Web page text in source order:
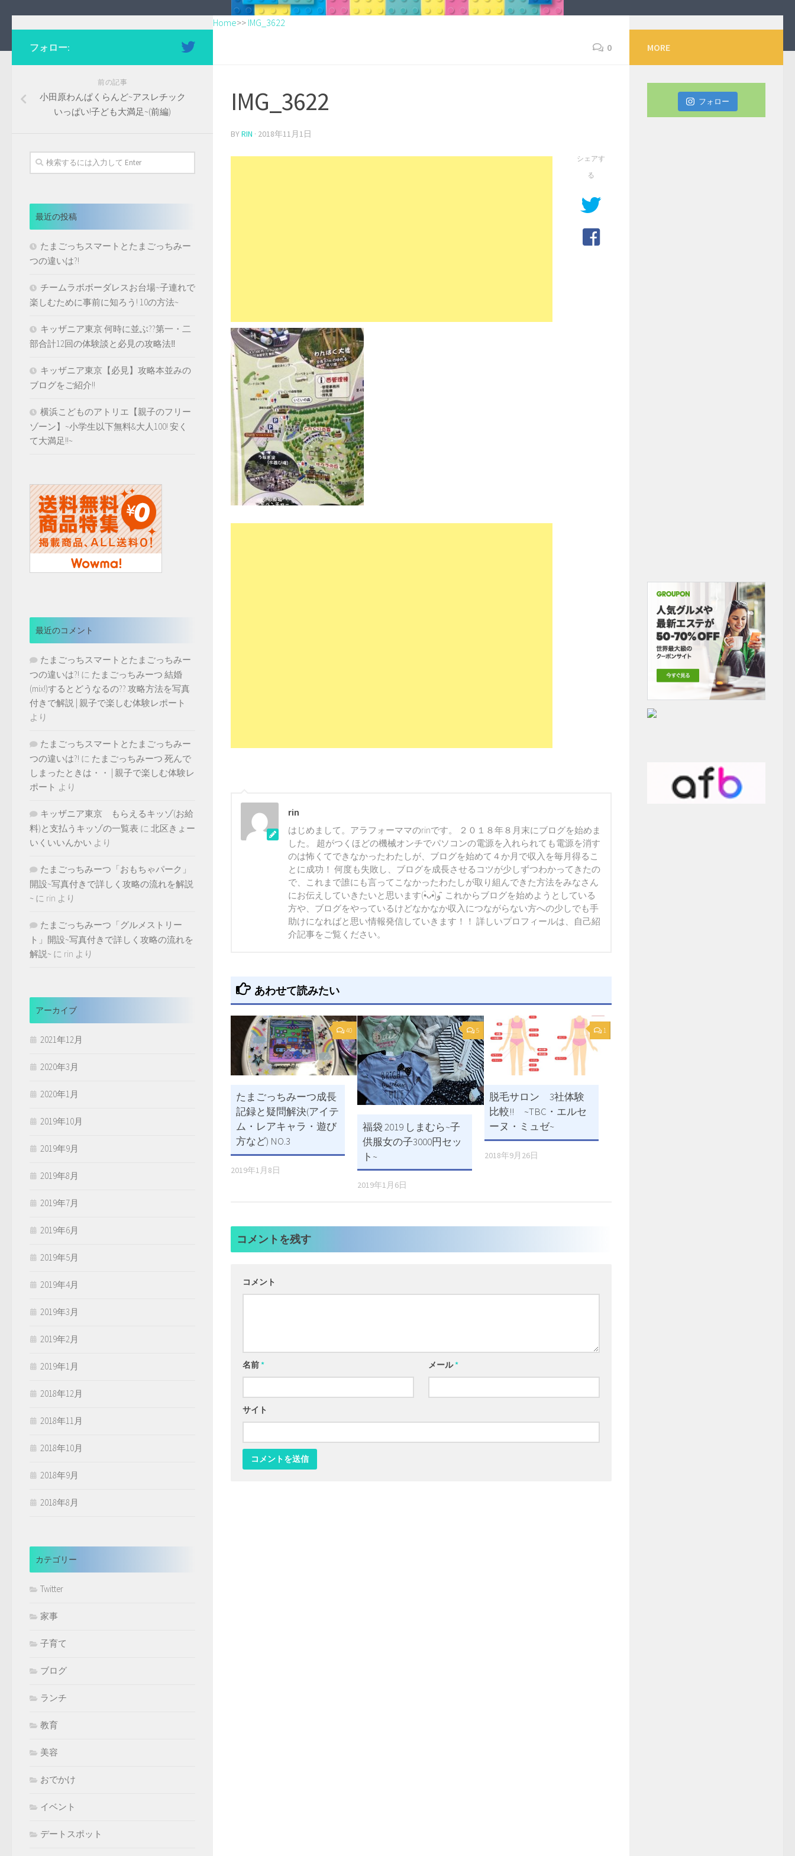
Home>> IMG_3622
0
IMG_3622
BYRIN · 2018年11月1日
シェアす
る
rin
はじめまして。アラフォーママのrinです。 ２０１８年８月末にブログを始めま
した。 超がつくほどの機械オンチでパソコンの電源を入れられても電源を消す
のは怖くてできなかったわたしが、ブログを始めて４か月で収入を毎月得るこ
とに成功！ 何度も失敗し、ブログを成長させるコツが少しずつわかってきたの
で、これまで誰にも言ってこなかったわたしが取り組んできた方法をみなさん
にお伝えしていきたいと思います(•̀ᴗ•́)و ̑̑ これからブログを始めようとしている
方や、ブログをやっているけどなかなか収入につながらない方への少しでも手
助けになればと思い情報発信していきます！！ 詳しいプロフィールは、自己紹
介記事をご覧ください。
あわせて読みたい
40
たまごっちみーつ成長
記録と疑問解決(アイテ
ム・レアキャラ・遊び
方など) NO.3
2019年1月8日
5
福袋 2019 しまむら~子
供服女の子3000円セッ
ト~
2019年1月6日
1
脱毛サロン 3社体験
比較!! ~TBC・エルセ
ーヌ・ミュゼ~
2018年9月26日
コメントを残す
コメント
名前* メール*
サイト
フォロー:
前の記事
小田原わんぱくらんど~アスレチック
いっぱい!子ども大満足~(前編)
最近の投稿
たまごっちスマートとたまごっちみー
つの違いは?!
チームラボボーダレスお台場~子連れで
楽しむために事前に知ろう! 10の方法~
キッザニア東京 何時に並ぶ??第一・二
部合計12回の体験談と必見の攻略法‼️
キッザニア東京【必見】攻略本並みの
ブログをご紹介!!
横浜こどものアトリエ【親子のフリー
ゾーン】~小学生以下無料&大人100! 安く
て大満足!!~
最近のコメント
たまごっちスマートとたまごっちみー
つの違いは?! に たまごっちみーつ 結婚
(mix!)するとどうなるの?? 攻略方法を写真
付きで解説 | 親子で楽しむ体験レポート
より
たまごっちスマートとたまごっちみー
つの違いは?! に たまごっちみーつ 死んで
しまったときは・・ | 親子で楽しむ体験レ
ポート より
キッザニア東京 もらえるキッゾ(お給
料)と支払うキッゾの一覧表 に 北区きょー
いくいいんかい より
たまごっちみーつ「おもちゃパーク」
開設~写真付きで詳しく攻略の流れを解説
~ に rin より
たまごっちみーつ「グルメストリー
ト」開設~写真付きで詳しく攻略の流れを
解説~ に rin より
アーカイブ
2021年12月
2020年3月
2020年1月
2019年10月
2019年9月
2019年8月
2019年7月
2019年6月
2019年5月
2019年4月
2019年3月
2019年2月
2019年1月
2018年12月
2018年11月
2018年10月
2018年9月
2018年8月
カテゴリー
Twitter
家事
子育て
ブログ
ランチ
教育
美容
おでかけ
イベント
デートスポット
MORE
フォロー